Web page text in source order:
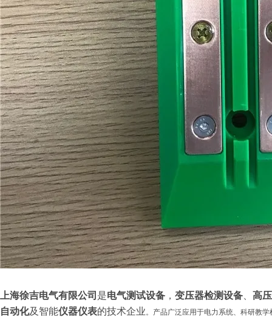
上海徐吉电气有限公司 是电气测试设备 ， 变压器检测设备
高
自动化及智能仪器仪表的技术企业。产品广泛应用于电力系统、科研教